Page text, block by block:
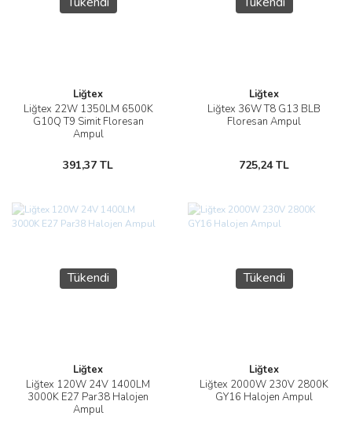
Liğtex
Liğtex 22W 1350LM 6500K
G10Q T9 Simit Floresan
Ampul
391,37 TL
Liğtex
Liğtex 36W T8 G13 BLB
Floresan Ampul
725,24 TL
Tükendi
Liğtex
Liğtex 120W 24V 1400LM
3000K E27 Par38 Halojen
Ampul
Tükendi
Liğtex
Liğtex 2000W 230V 2800K
GY16 Halojen Ampul